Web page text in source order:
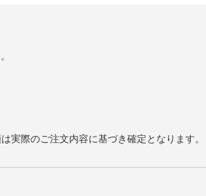
実際のご注文内容に基づき確定となります。